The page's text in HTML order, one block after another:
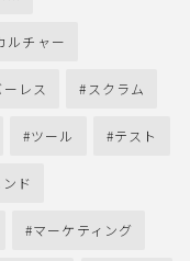
ルチャー
レス スクラム
ツール テスト
ド
マーケティング